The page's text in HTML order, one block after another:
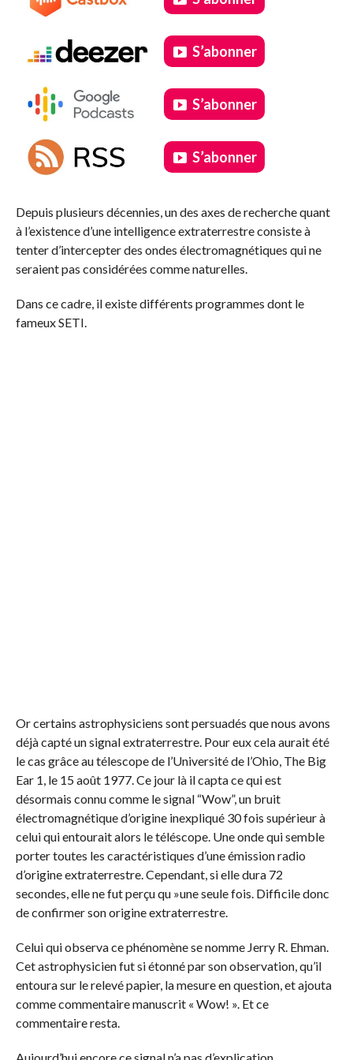
S’abonner
S’abonner
S’abonner
Depuis plusieurs décennies, un des axes de recherche quant
à l’existence d’une intelligence extraterrestre consiste à
tenter d’intercepter des ondes électromagnétiques qui ne
seraient pas considérées comme naturelles.
Dans ce cadre, il existe différents programmes dont le
fameux SETI.
Or certains astrophysiciens sont persuadés que nous avons
déjà capté un signal extraterrestre. Pour eux cela aurait été
le cas grâce au télescope de l’Université de l’Ohio, The Big
Ear 1, le 15 août 1977. Ce jour là il capta ce qui est
désormais connu comme le signal “Wow”, un bruit
électromagnétique d’origine inexpliqué 30 fois supérieur à
celui qui entourait alors le téléscope. Une onde qui semble
porter toutes les caractéristiques d’une émission radio
d’origine extraterrestre. Cependant, si elle dura 72
secondes, elle ne fut perçu qu »une seule fois. Difficile donc
de confirmer son origine extraterrestre.
Celui qui observa ce phénomène se nomme Jerry R. Ehman.
Cet astrophysicien fut si étonné par son observation, qu’il
entoura sur le relevé papier, la mesure en question, et ajouta
comme commentaire manuscrit « Wow! ». Et ce
commentaire resta.